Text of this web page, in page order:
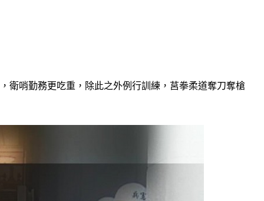
衛哨勤務更吃重，除此之外例行訓練，莒拳柔道奪刀奪槍